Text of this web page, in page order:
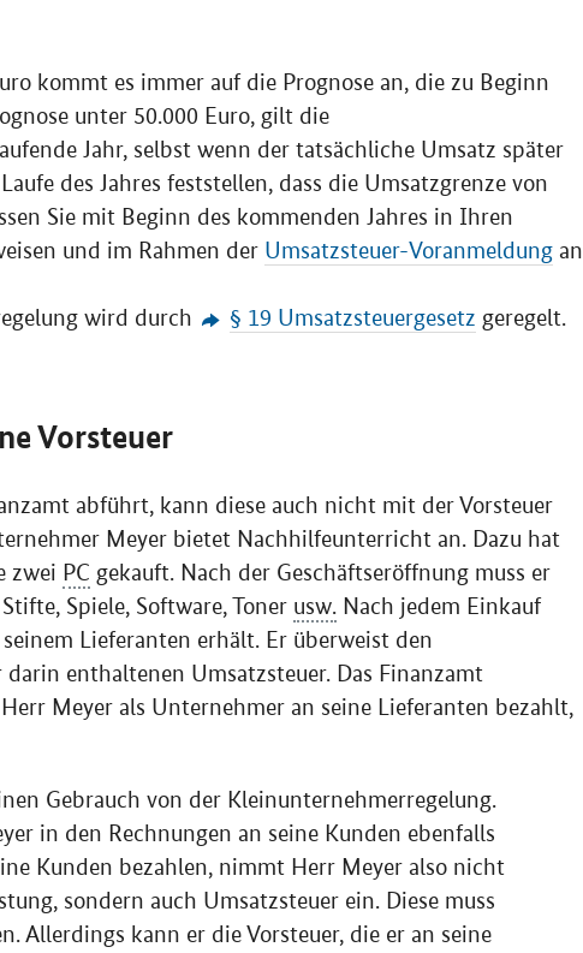
kommt es immer auf die Prognose an, die zu Beginn
unter 50.000 Euro, gilt die
Jahr, selbst wenn der tatsächliche Umsatz später
des Jahres feststellen, dass die Umsatzgrenze von
Sie mit Beginn des kommenden Jahres in Ihren
und im Rahmen der Umsatzsteuer-Voranmeldung an
wird durch
§ 19 Umsatzsteuergesetz geregelt.
Vorsteuer
abführt, kann diese auch nicht mit der Vorsteuer
Meyer bietet Nachhilfeunterricht an. Dazu hat
zwei PC gekauft. Nach der Geschäftseröffnung muss er
Spiele, Software, Toner usw. Nach jedem Einkauf
Lieferanten erhält. Er überweist den
enthaltenen Umsatzsteuer. Das Finanzamt
Meyer als Unternehmer an seine Lieferanten bezahlt,
Gebrauch von der Kleinunternehmerregelung.
in den Rechnungen an seine Kunden ebenfalls
Kunden bezahlen, nimmt Herr Meyer also nicht
sondern auch Umsatzsteuer ein. Diese muss
Allerdings kann er die Vorsteuer, die er an seine